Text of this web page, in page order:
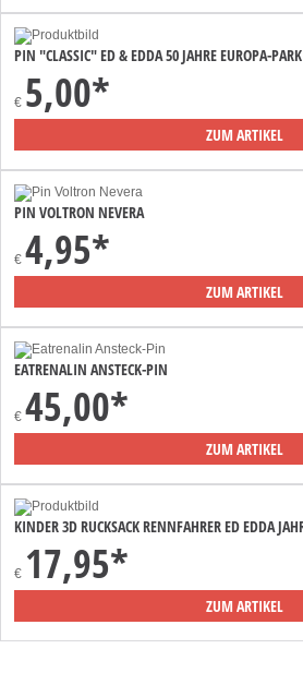
PIN "CLASSIC" ED & EDDA 50 JAHRE EUROPA-PARK
€ 5,00*
ZUM ARTIKEL
PIN VOLTRON NEVERA
€ 4,95*
ZUM ARTIKEL
EATRENALIN ANSTECK-PIN
€ 45,00*
ZUM ARTIKEL
KINDER 3D RUCKSACK RENNFAHRER ED EDDA
€ 17,95*
ZUM ARTIKEL